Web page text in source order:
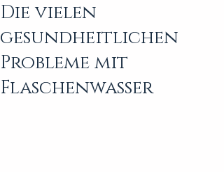
Die vielen
gesundheitlichen
Probleme mit
Flaschenwasser